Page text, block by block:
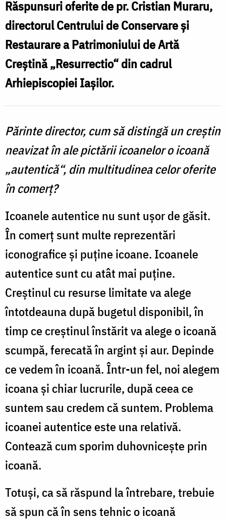
Centrului
de
Conservare
şi
Restaurare
de
Artă
Creştină
„Resurrectio“
cadrul
Arhiepiscopiei
Iaşilor
Răspunsuri oferite de pr. Cristian Muraru,
directorul Centrului de Conservare şi
Restaurare a Patrimoniului de Artă
Creştină „Resurrectio“ din cadrul
Arhiepiscopiei Iaşilor.
Părinte director, cum să distingă un creştin
neavizat în ale pictării icoanelor o icoană
„autentică“, din multitudinea celor oferite
în comerţ?
Icoanele autentice nu sunt uşor de găsit.
În comerţ sunt multe reprezentări
iconografice şi puţine icoane. Icoanele
autentice sunt cu atât mai puţine.
Creştinul cu resurse limitate va alege
întotdeauna după bugetul disponibil, în
timp ce creştinul înstărit va alege o icoană
scumpă, ferecată în argint şi aur. Depinde
ce vedem în icoană. Într-un fel, noi alegem
icoana şi chiar lucrurile, după ceea ce
suntem sau credem că suntem. Problema
icoanei autentice este una relativă.
Contează cum sporim duhovniceşte prin
icoană.
Totuşi, ca să răspund la întrebare, trebuie
să spun că în sens tehnic o icoană